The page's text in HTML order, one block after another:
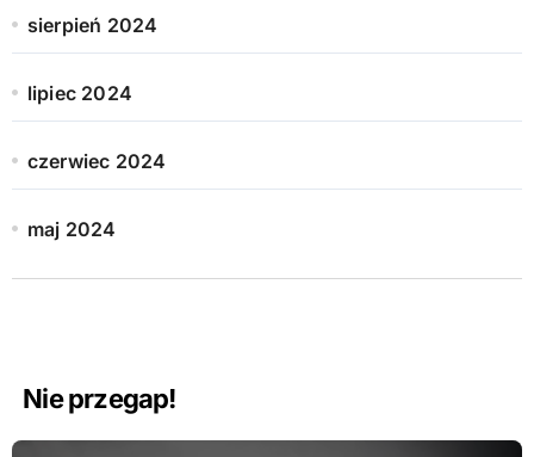
sierpień 2024
lipiec 2024
czerwiec 2024
maj 2024
Nie przegap!